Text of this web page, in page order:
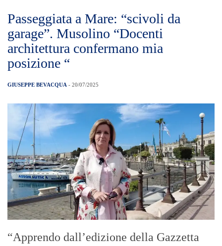
Passeggiata a Mare: “scivoli da
garage”. Musolino “Docenti
architettura confermano mia
posizione “
GIUSEPPE BEVACQUA - 20/07/2025
“Apprendo dall’edizione della Gazzetta